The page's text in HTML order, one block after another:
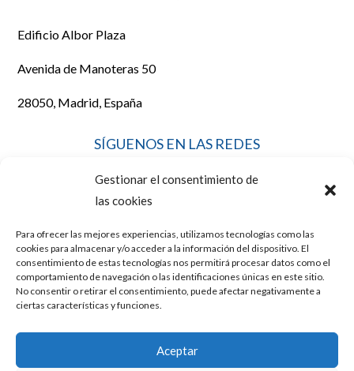
Gestionar el consentimiento de
las cookies
Para ofrecer las mejores experiencias, utilizamos tecnologías como las
cookies para almacenar y/o acceder a la información del dispositivo. El
consentimiento de estas tecnologías nos permitirá procesar datos como el
comportamiento de navegación o las identificaciones únicas en este sitio.
No consentir o retirar el consentimiento, puede afectar negativamente a
ciertas características y funciones.
Aceptar
Edificio Albor Plaza
Avenida de Manoteras 50
28050, Madrid, España
SÍGUENOS EN LAS REDES
LEGAL
AVISO LEGAL
POLÍTICA DE PRIVACIDAD